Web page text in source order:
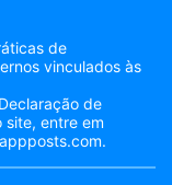
de
vinculados às
de
site, entre em